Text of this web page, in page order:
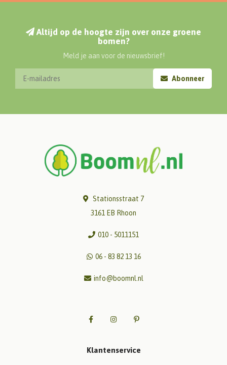
Altijd op de hoogte zijn over onze groene
bomen?
Meld je aan voor de nieuwsbrief!
Abonneer
Stationsstraat 7
3161 EB Rhoon
010 - 5011151
06 - 83 82 13 16
info@boomnl.nl
Klantenservice